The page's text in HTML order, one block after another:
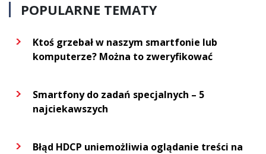
POPULARNE TEMATY
Ktoś grzebał w naszym smartfonie lub
komputerze? Można to zweryfikować
Smartfony do zadań specjalnych – 5
najciekawszych
Błąd HDCP uniemożliwia oglądanie treści na